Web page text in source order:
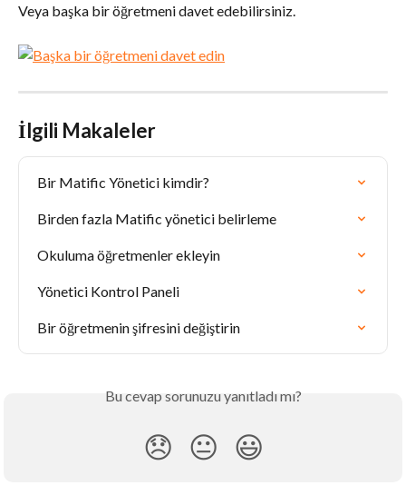
Veya başka bir öğretmeni davet edebilirsiniz.
İlgili Makaleler
Bir Matific Yönetici kimdir?
Birden fazla Matific yönetici belirleme
Okuluma öğretmenler ekleyin
Yönetici Kontrol Paneli
Bir öğretmenin şifresini değiştirin
Bu cevap sorunuzu yanıtladı mı?
😞 😐 😃